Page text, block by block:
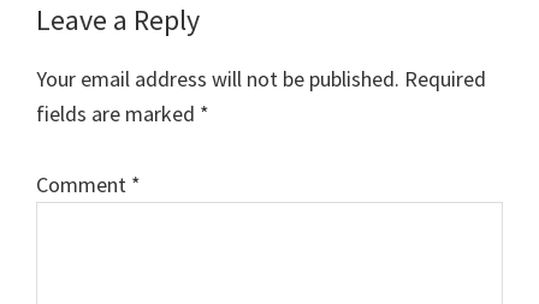
Reader
Interactions
Leave a Reply
Your email address will not be published. Required
fields are marked *
Comment *